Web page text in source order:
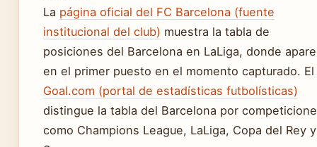
La página oficial del FC Barcelona (fuente
institucional del club) muestra la tabla de
posiciones del Barcelona en LaLiga, donde
en el primer puesto en el momento capturado. El
Goal.com (portal de estadísticas futbolísticas)
distingue la tabla del Barcelona por
como Champions League, LaLiga, Copa del Rey y